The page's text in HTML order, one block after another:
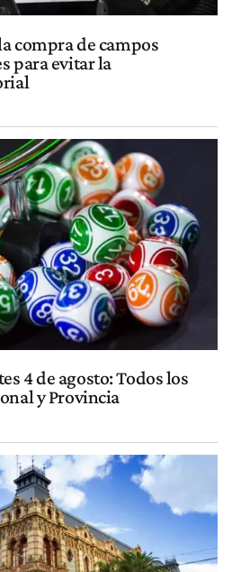
compra de campos
para evitar la
4 de agosto: Todos los
y Provincia